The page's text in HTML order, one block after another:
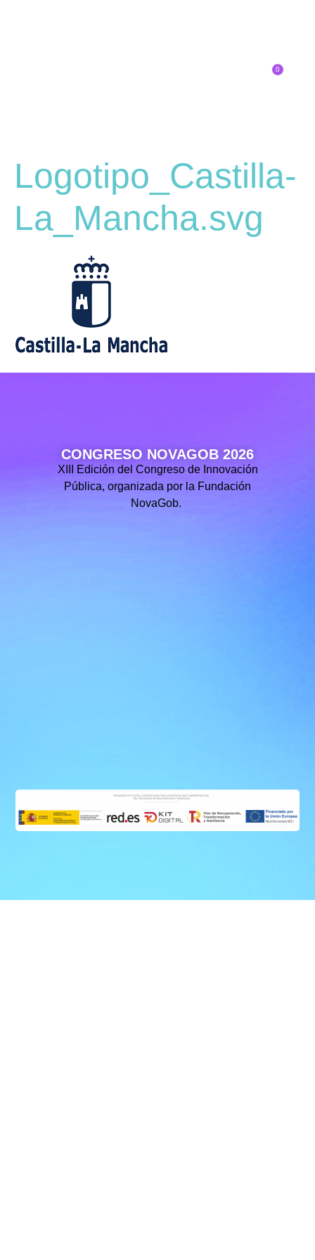
0
Logotipo_Castilla-
La_Mancha.svg
CONGRESO NOVAGOB 2026
XIII Edición del Congreso de Innovación
Pública, organizada por la Fundación
NovaGob.